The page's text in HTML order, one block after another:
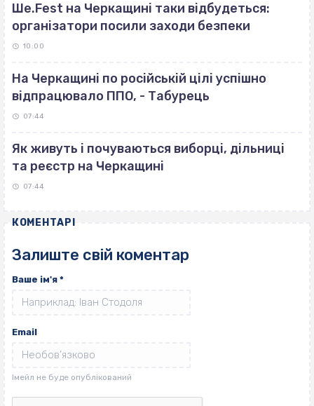
Ше.Fest на Черкащині таки відбудеться:
організатори посили заходи безпеки
10:00
На Черкащині по російській цілі успішно
відпрацювало ППО, - Табурець
07:44
Як живуть і почуваються виборці, дільниці
та реєстр на Черкащині
07:44
КОМЕНТАРІ
Залиште свій коментар
Ваше ім'я *
Email